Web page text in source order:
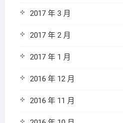
2017 年 3 月
2017 年 2 月
2017 年 1 月
2016 年 12 月
2016 年 11 月